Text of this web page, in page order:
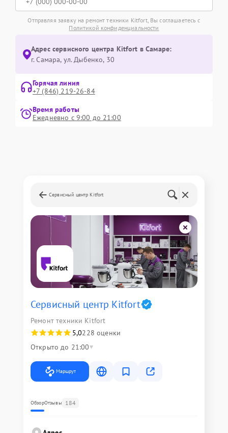
Отправляя заявку на ремонт техники Kitfort, Вы соглашаетесь с
Политикой конфиденциальности
Адрес сервисного центра Kitfort в Самаре:
г. Самара, ул. Дыбенко, 30
Горячая линия
+7 (846) 219-26-84
Время работы
Ежедневно с 9:00 до 21:00
Сервисный центр Kitfort
Сервисный центр Kitfort
Ремонт техники Kitfort
5,0228 оценки
Открыто до 21:00
Маршрут
ОбзорОтзывы 184